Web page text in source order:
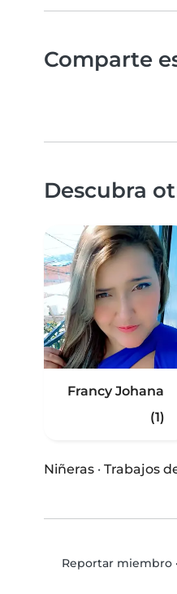
Comparte
Descubra
Francy Johana
(1)
Niñeras · Trabajos
Reportar miembro